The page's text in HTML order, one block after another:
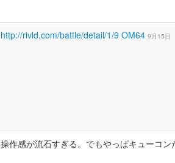
http://rivld.com/battle/detail/1/9 OM64 9月15日
操作感が流石すぎる。でもやっぱキューコ